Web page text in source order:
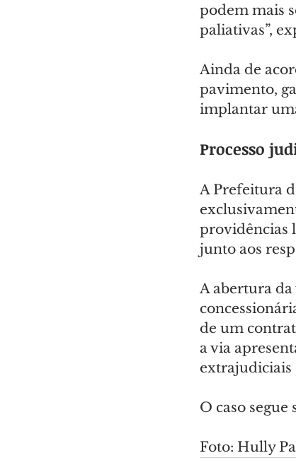
podem mais
paliativas”,
Ainda de
pavimento,
implantar
Processo
A Prefeitura
providências
junto aos
A abertura
de um
a via
extrajudiciais
O caso
Foto: Hully